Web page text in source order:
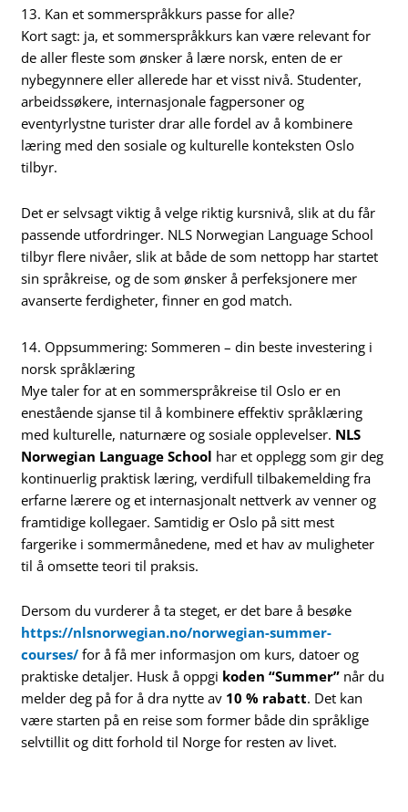
13. Kan et sommerspråkkurs passe for alle?
Kort sagt: ja, et sommerspråkkurs kan være relevant for
de aller fleste som ønsker å lære norsk, enten de er
nybegynnere eller allerede har et visst nivå. Studenter,
arbeidssøkere, internasjonale fagpersoner og
eventyrlystne turister drar alle fordel av å kombinere
læring med den sosiale og kulturelle konteksten Oslo
tilbyr.
Det er selvsagt viktig å velge riktig kursnivå, slik at du får
passende utfordringer. NLS Norwegian Language School
tilbyr flere nivåer, slik at både de som nettopp har startet
sin språkreise, og de som ønsker å perfeksjonere mer
avanserte ferdigheter, finner en god match.
14. Oppsummering: Sommeren – din beste investering i
norsk språklæring
Mye taler for at en sommerspråkreise til Oslo er en
enestående sjanse til å kombinere effektiv språklæring
med kulturelle, naturnære og sosiale opplevelser. NLS
Norwegian Language School har et opplegg som gir deg
kontinuerlig praktisk læring, verdifull tilbakemelding fra
erfarne lærere og et internasjonalt nettverk av venner og
framtidige kollegaer. Samtidig er Oslo på sitt mest
fargerike i sommermånedene, med et hav av muligheter
til å omsette teori til praksis.
Dersom du vurderer å ta steget, er det bare å besøke
https://nlsnorwegian.no/norwegian-summer-
courses/ for å få mer informasjon om kurs, datoer og
praktiske detaljer. Husk å oppgi koden “Summer” når du
melder deg på for å dra nytte av 10 % rabatt. Det kan
være starten på en reise som former både din språklige
selvtillit og ditt forhold til Norge for resten av livet.